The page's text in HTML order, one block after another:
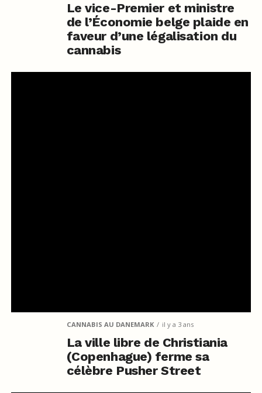
Le vice-Premier et ministre
de l’Économie belge plaide en
faveur d’une légalisation du
cannabis
CANNABIS AU DANEMARK il y a 3 ans
La ville libre de Christiania
(Copenhague) ferme sa
célèbre Pusher Street